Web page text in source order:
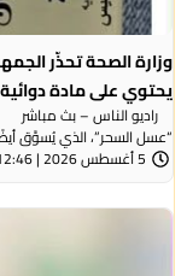
وزارة الصحة تحذّر
يحتوي على مادة
راديو الناس – بث مباشر
“عسل السحر”، الذي يُسوَّق
5 أغسطس 2026 | 12:46 مساءً